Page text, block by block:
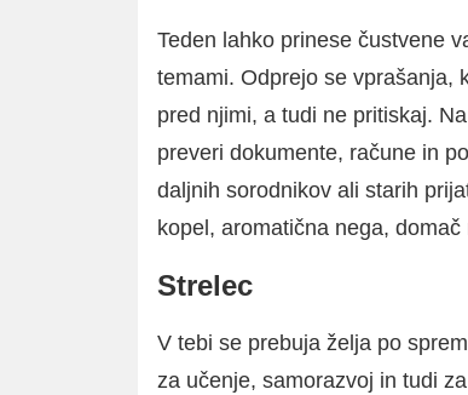
Teden lahko prinese čustvene
temami. Odprejo se vprašanja,
pred njimi, a tudi ne pritiskaj.
preveri dokumente, račune in
daljnih sorodnikov ali starih
kopel, aromatična nega, domač
Strelec
V tebi se prebuja želja po
za učenje, samorazvoj in tudi